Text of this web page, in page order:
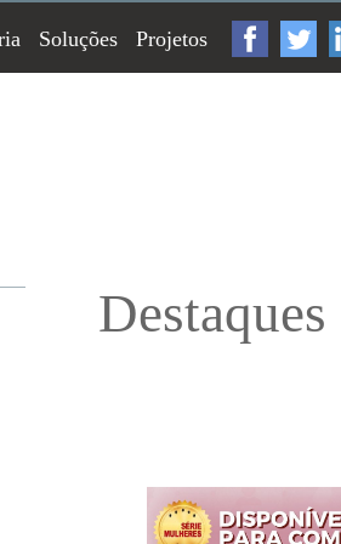
Soluções Projetos
Destaques